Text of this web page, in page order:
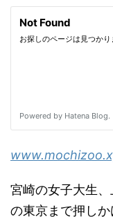
宮崎の女子大生
の東京まで押し